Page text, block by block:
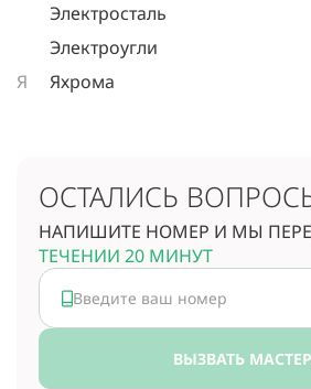
Электросталь
Электроугли
Я
Яхрома
ОСТАЛИСЬ
НАПИШИТЕ НОМЕР И МЫ
ТЕЧЕНИИ 20 МИНУТ
ВЫЗВАТЬ